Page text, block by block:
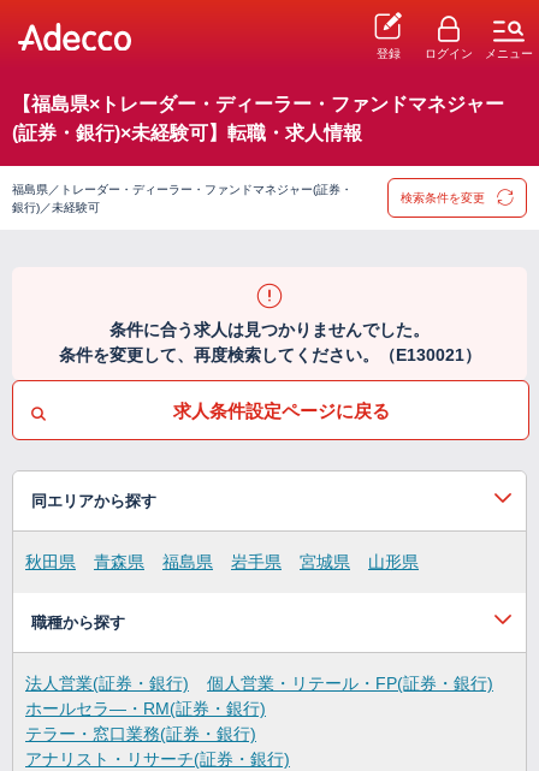
登録 ログイン メニュー
【福島県×トレーダー・ディーラー・ファンドマネジャー
(証券・銀行)×未経験可】転職・求人情報
福島県／トレーダー・ディーラー・ファンドマネジャー(証券・
銀行)／未経験可
検索条件を変更
条件に合う求人は見つかりませんでした。
条件を変更して、再度検索してください。（E130021）
求人条件設定ページに戻る
同エリアから探す
秋田県 青森県 福島県 岩手県 宮城県 山形県
職種から探す
法人営業(証券・銀行)
個人営業・リテール・FP(証券・銀行)
ホールセラ―・RM(証券・銀行)
テラー・窓口業務(証券・銀行)
アナリスト・リサーチ(証券・銀行)